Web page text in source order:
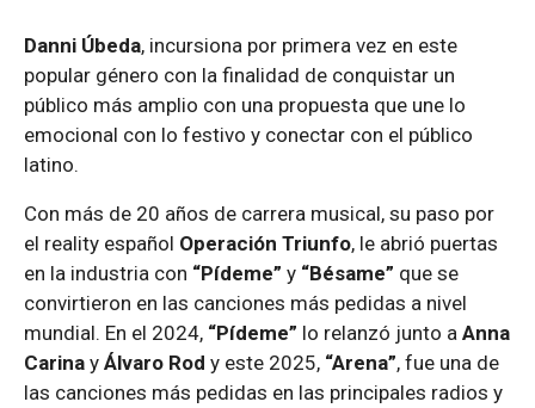
Danni Úbeda, incursiona por primera vez en este
popular género con la finalidad de conquistar un
público más amplio con una propuesta que une lo
emocional con lo festivo y conectar con el público
latino.
Con más de 20 años de carrera musical, su paso por
el reality español Operación Triunfo, le abrió puertas
en la industria con “Pídeme” y “Bésame” que se
convirtieron en las canciones más pedidas a nivel
mundial. En el 2024, “Pídeme” lo relanzó junto a Anna
Carina y Álvaro Rod y este 2025, “Arena”, fue una de
las canciones más pedidas en las principales radios y